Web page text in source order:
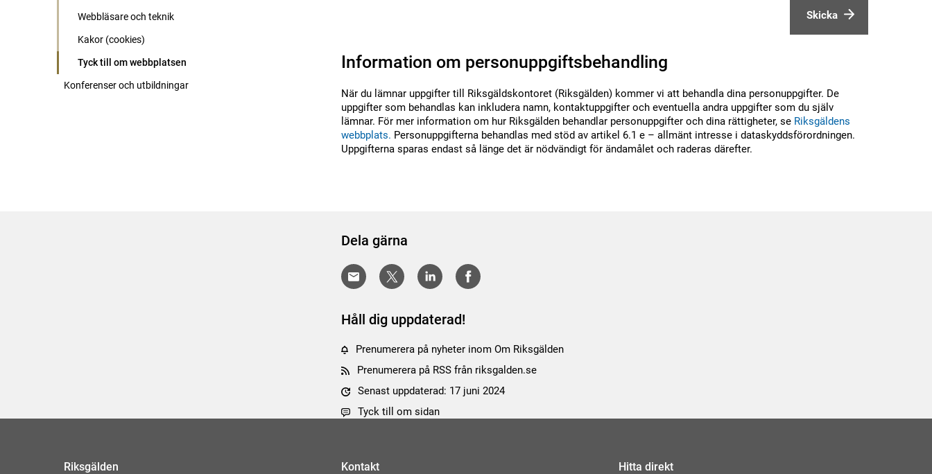
Webbläsare och teknik
Kakor (cookies)
Tyck till om webbplatsen
Konferenser och utbildningar
Skicka
Information om personuppgiftsbehandling
När du lämnar uppgifter till Riksgäldskontoret (Riksgälden) kommer vi att behandla dina personuppgifter. De
uppgifter som behandlas kan inkludera namn, kontaktuppgifter och eventuella andra uppgifter som du själv
lämnar. För mer information om hur Riksgälden behandlar personuppgifter och dina rättigheter, se Riksgäldens
webbplats. Personuppgifterna behandlas med stöd av artikel 6.1 e – allmänt intresse i dataskyddsförordningen.
Uppgifterna sparas endast så länge det är nödvändigt för ändamålet och raderas därefter.
Dela gärna
Håll dig uppdaterad!
Prenumerera på nyheter inom Om Riksgälden
Prenumerera på RSS från riksgalden.se
Senast uppdaterad: 17 juni 2024
Tyck till om sidan
Riksgälden Kontakt Hitta direkt